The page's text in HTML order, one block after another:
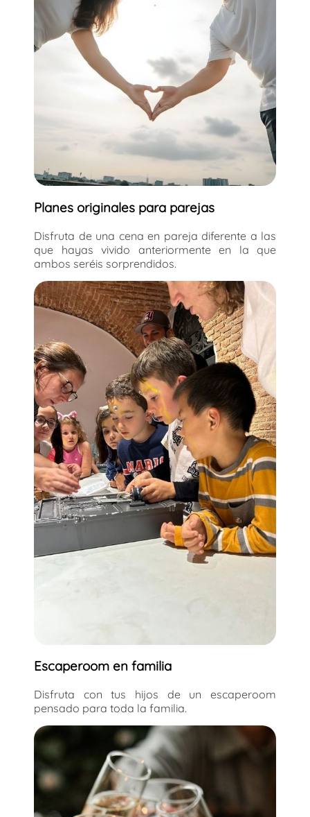
Planes originales para parejas
Disfruta de una cena en pareja diferente a las
que hayas vivido anteriormente en la que
ambos seréis sorprendidos.
Escaperoom en familia
Disfruta con tus hijos de un escaperoom
pensado para toda la familia.